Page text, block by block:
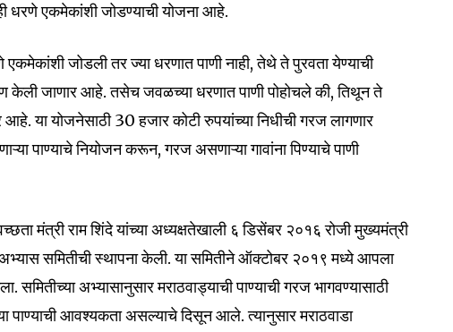
धरणे एकमेकांशी जोडण्याची योजना आहे.
एकमेकांशी जोडली तर ज्या धरणात पाणी नाही, तेथे ते पुरवता येण्याची
केली जाणार आहे. तसेच जवळच्या धरणात पाणी पोहोचले की, तिथून ते
आहे. या योजनेसाठी 30 हजार कोटी रुपयांच्या निधीची गरज लागणार
पाण्याचे नियोजन करून, गरज असणाऱ्या गावांना पिण्याचे पाणी
मंत्री राम शिंदे यांच्या अध्यक्षतेखाली ६ डिसेंबर २०१६ रोजी मुख्यमंत्री
समितीची स्थापना केली. या समितीने ऑक्टोबर २०१९ मध्ये आपला
समितीच्या अभ्यासानुसार मराठवाड्याची पाण्याची गरज भागवण्यासाठी
पाण्याची आवश्यकता असल्याचे दिसून आले. त्यानुसार मराठवाडा